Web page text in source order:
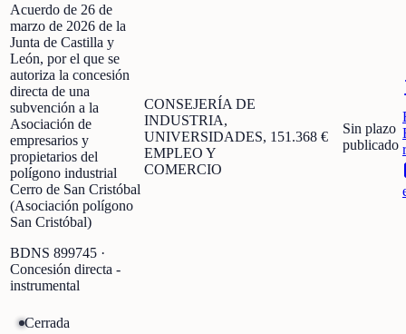
Acuerdo de 26 de
marzo de 2026 de la
Junta de Castilla y
León, por el que se
autoriza la concesión
directa de una
subvención a la
Asociación de
empresarios y
propietarios del
polígono industrial
Cerro de San Cristóbal
(Asociación polígono
San Cristóbal)
BDNS 899745 ·
Concesión directa -
instrumental
CONSEJERÍA DE
INDUSTRIA,
UNIVERSIDADES,
EMPLEO Y
COMERCIO
151.368 €
Sin plazo
publicado
Cerrada